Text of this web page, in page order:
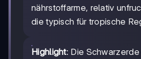
nährstoffarme, relativ
die typisch für tropische
Highlight: Die